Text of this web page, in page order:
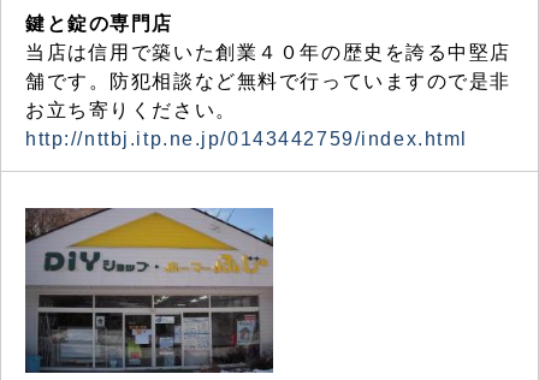
鍵と錠の専門店
当店は信用で築いた創業４０年の歴史を誇る中堅店
舗です。防犯相談など無料で行っていますので是非
お立ち寄りください。
http://nttbj.itp.ne.jp/0143442759/index.html